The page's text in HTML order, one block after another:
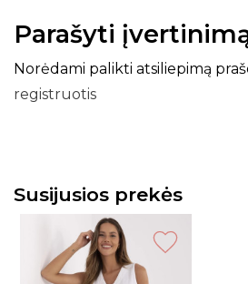
Parašyti
Norėdami palikti atsiliepimą
registruotis
Susijusios prekės